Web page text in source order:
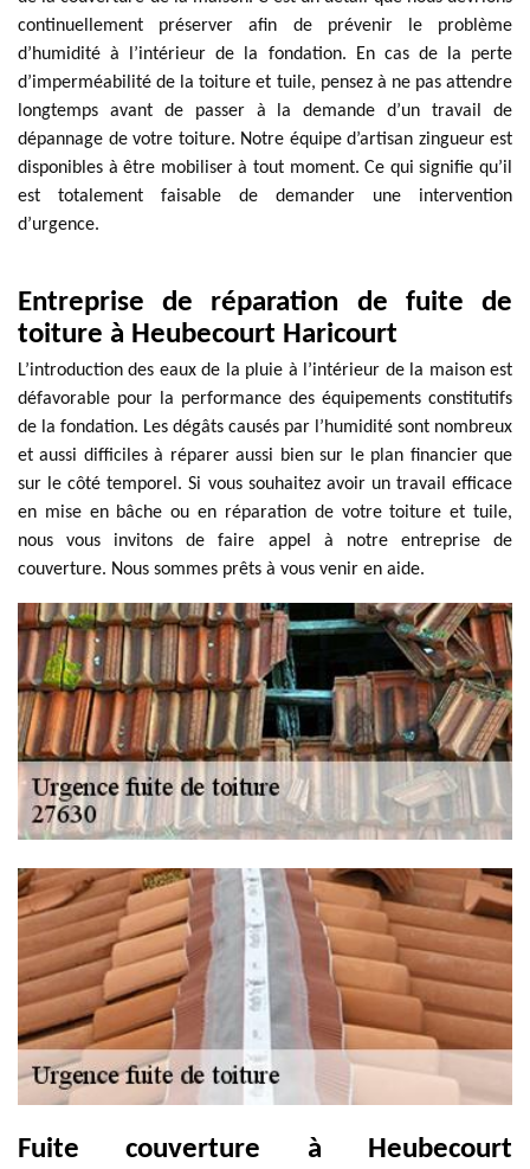
continuellement préserver afin de prévenir le problème
d’humidité à l’intérieur de la fondation. En cas de la perte
d’imperméabilité de la toiture et tuile, pensez à ne pas attendre
longtemps avant de passer à la demande d’un travail de
dépannage de votre toiture. Notre équipe d’artisan zingueur est
disponibles à être mobiliser à tout moment. Ce qui signifie qu’il
est totalement faisable de demander une intervention
d’urgence.
Entreprise de réparation de fuite de
toiture à Heubecourt Haricourt
L’introduction des eaux de la pluie à l’intérieur de la maison est
défavorable pour la performance des équipements constitutifs
de la fondation. Les dégâts causés par l’humidité sont nombreux
et aussi difficiles à réparer aussi bien sur le plan financier que
sur le côté temporel. Si vous souhaitez avoir un travail efficace
en mise en bâche ou en réparation de votre toiture et tuile,
nous vous invitons de faire appel à notre entreprise de
couverture. Nous sommes prêts à vous venir en aide.
Fuite couverture à Heubecourt